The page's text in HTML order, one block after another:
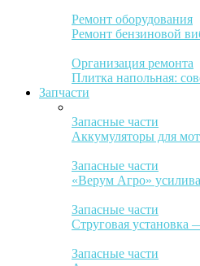
Ремонт оборудования
Ремонт бензиновой
Организация ремонта
Плитка напольная:
Запчасти
Запасные части
Аккумуляторы для
Запасные части
«Верум Агро»
Запасные части
Струговая установка
Запасные части